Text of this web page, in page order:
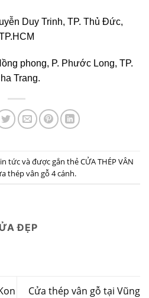
Duy Trinh, TP. Thủ Đức,
phong, P. Phước Long, TP.
Trang.
tứcvà được gắn thẻCỬA THÉP VÂN
thép vân gỗ 4 cánh.
ĐẸP
Cửa thép vân gỗ tại Vũng